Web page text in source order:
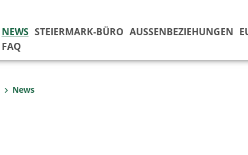
NEWS STEIERMARK-BÜRO AUSSENBEZIEHUNGEN
FAQ
News